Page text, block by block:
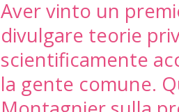
Aver vinto un
divulgare teorie
scientificamente
la gente comune.